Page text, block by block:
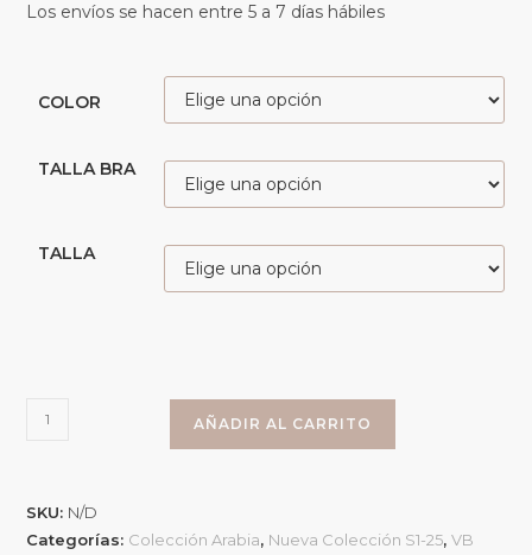
Los envíos se hacen entre 5 a 7 días hábiles
COLOR
TALLA BRA
TALLA
AÑADIR AL CARRITO
SKU: N/D
Categorías: Colección Arabia, Nueva Colección S1-25,VB